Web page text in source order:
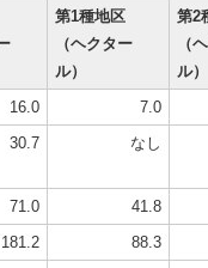
第1種地区
（ヘクター
ル）
第2
（
ル）
16.0 7.0
30.7 なし
71.0 41.8
181.2 88.3